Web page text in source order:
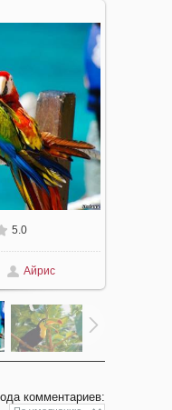
5.0
Айрис
комментариев: